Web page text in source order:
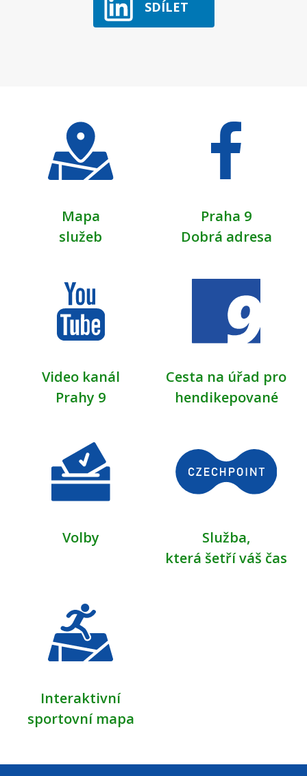
SDÍLET
Mapa
služeb
Praha 9
Dobrá adresa
Video kanál
Prahy 9
Cesta na úřad pro
hendikepované
Volby
Služba,
která šetří váš čas
Interaktivní
sportovní mapa